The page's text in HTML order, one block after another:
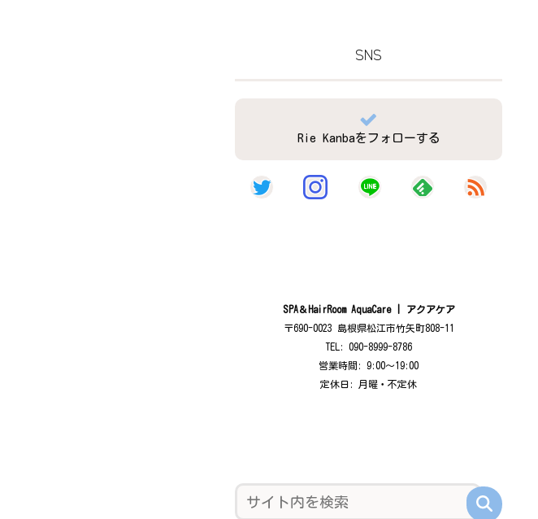
SNS
Rie Kanbaをフォローする
SPA＆HairRoom AquaCare | アクアケア
〒690-0023 島根県松江市竹矢町808-11
TEL: 090-8999-8786
営業時間: 9:00〜19:00
定休日: 月曜・不定休